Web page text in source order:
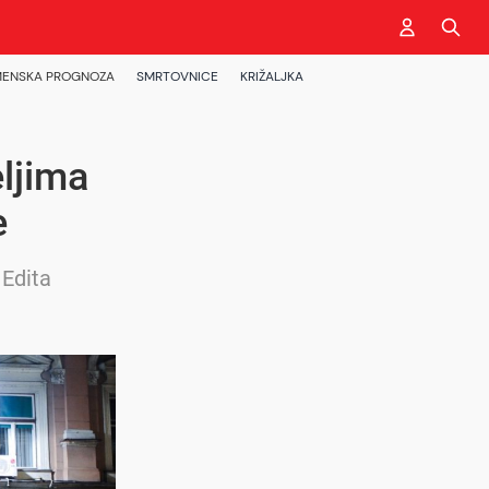
PROGNOZA SMRTOVNICE KRIŽALJKA